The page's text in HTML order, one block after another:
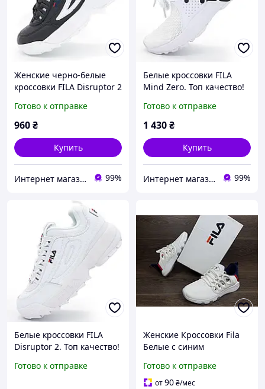
Женские черно-белые
кроссовки FILA Disruptor 2
наличии: 37, 38, 39, 40.
Готово к отправке
960₴
Купить
Интернет магазин обуви I love my shoes 99%
Белые кроссовки FILA
Mind Zero. Топ качество!
36, 39.
Готово к отправке
1 430₴
Купить
Интернет магазин обуви I love my shoes 99%
Белые кроссовки FILA
Disruptor 2. Топ качество!
40.
Готово к отправке
Женские Кроссовки Fila
Белые с синим
Готово к отправке
от90₴/мес